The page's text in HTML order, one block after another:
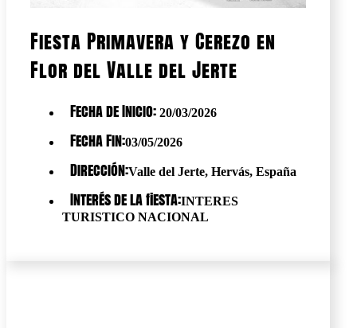
Fiesta Primavera y Cerezo en
Flor del Valle del Jerte
Fecha de Inicio: 20/03/2026
Fecha Fin:03/05/2026
Dirección:Valle del Jerte, Hervás, España
Interés de la fiesta:INTERES
TURISTICO NACIONAL